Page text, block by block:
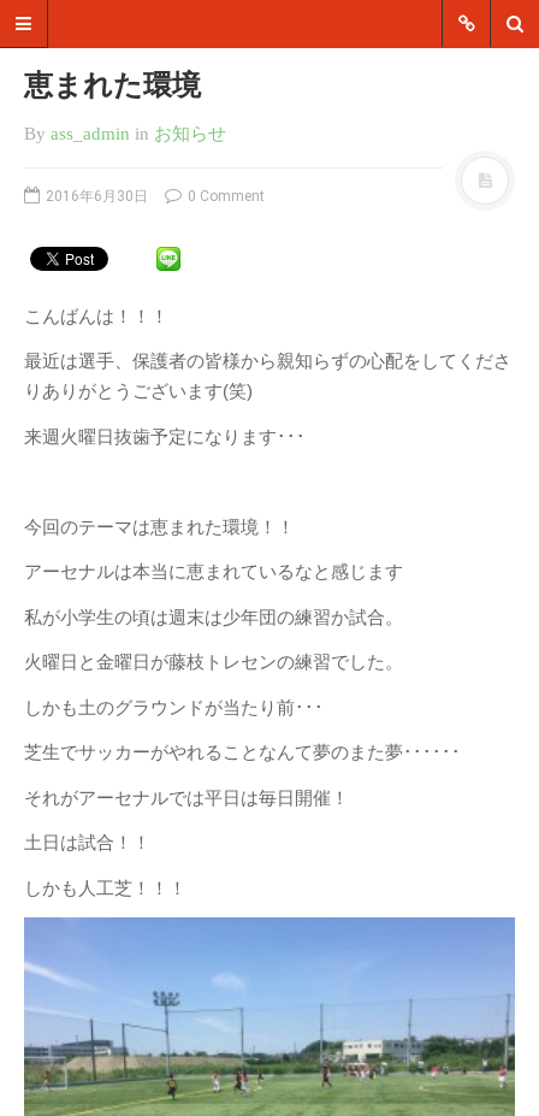
ログ
属するアーセナルFCの公式サッカー
歳のジュニアはスクール&チーム登
て活動します。
カテゴリー
お知らせ
2021年6月
2018年9月
2017年11月
2017年10月
2017年9月
2017年5月
2017年4月
2016年10月
2016年8月
2016年7月
恵まれた環境
By ass_admin in お知らせ
2016年6月30日 0 Comment
こんばんは！！！
最近は選手、保護者の皆様から親知らずの心配をしてくださ
りありがとうございます(笑)
来週火曜日抜歯予定になります･･･
今回のテーマは恵まれた環境！！
アーセナルは本当に恵まれているなと感じます
私が小学生の頃は週末は少年団の練習か試合。
火曜日と金曜日が藤枝トレセンの練習でした。
しかも土のグラウンドが当たり前･･･
芝生でサッカーがやれることなんて夢のまた夢･･････
それがアーセナルでは平日は毎日開催！
土日は試合！！
しかも人工芝！！！